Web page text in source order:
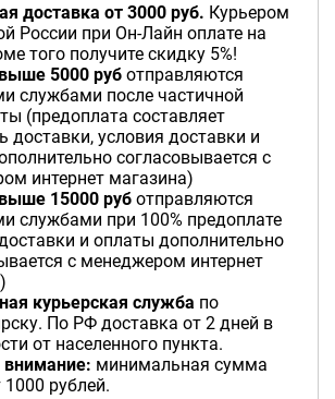
доставка от 3000 руб. Курьером
России при Он-Лайн оплате на
того получите скидку 5%!
5000 руб отправляются
службами после частичной
(предоплата составляет
доставки, условия доставки и
согласовывается с
интернет магазина)
15000 руб отправляются
службами при 100% предоплате
и оплаты дополнительно
с менеджером интернет
курьерская служба по
По РФ доставка от 2 дней в
от населенного пункта.
внимание: минимальная сумма
1000 рублей.